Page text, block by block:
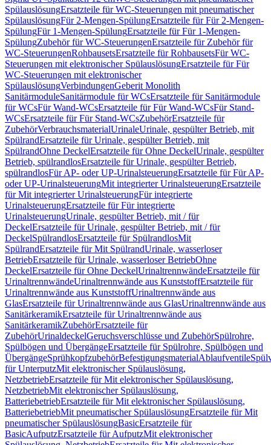
SpülauslösungErsatzteile für WC-Steuerungen mit pneumatischer
SpülauslösungFür 2-Mengen-SpülungErsatzteile für Für 2-Mengen-
SpülungFür 1-Mengen-SpülungErsatzteile für Für 1-Mengen-
SpülungZubehör für WC-SteuerungenErsatzteile für Zubehör für
WC-SteuerungenRohbausetsErsatzteile für RohbausetsFür WC-
Steuerungen mit elektronischer SpülauslösungErsatzteile für Für
WC-Steuerungen mit elektronischer
SpülauslösungVerbindungenGeberit Monolith
SanitärmoduleSanitärmodule für WCsErsatzteile für Sanitärmodule
für WCsFür Wand-WCsErsatzteile für Für Wand-WCsFür Stand-
WCsErsatzteile für Für Stand-WCsZubehörErsatzteile für
ZubehörVerbrauchsmaterialUrinaleUrinale, gespülter Betrieb, mit
SpülrandErsatzteile für Urinale, gespülter Betrieb, mit
SpülrandOhne DeckelErsatzteile für Ohne DeckelUrinale, gespülter
Betrieb, spülrandlosErsatzteile für Urinale, gespülter Betrieb,
spülrandlosFür AP- oder UP-UrinalsteuerungErsatzteile für Für AP-
oder UP-UrinalsteuerungMit integrierter UrinalsteuerungErsatzteile
für Mit integrierter UrinalsteuerungFür integrierte
UrinalsteuerungErsatzteile für Für integrierte
UrinalsteuerungUrinale, gespülter Betrieb, mit / für
DeckelErsatzteile für Urinale, gespülter Betrieb, mit / für
DeckelSpülrandlosErsatzteile für SpülrandlosMit
SpülrandErsatzteile für Mit SpülrandUrinale, wasserloser
BetriebErsatzteile für Urinale, wasserloser BetriebOhne
DeckelErsatzteile für Ohne DeckelUrinaltrennwändeErsatzteile für
UrinaltrennwändeUrinaltrennwände aus KunststoffErsatzteile für
Urinaltrennwände aus KunststoffUrinaltrennwände aus
GlasErsatzteile für Urinaltrennwände aus GlasUrinaltrennwände aus
SanitärkeramikErsatzteile für Urinaltrennwände aus
SanitärkeramikZubehörErsatzteile für
ZubehörUrinaldeckelGeruchsverschlüsse und ZubehörSpülrohre,
Spülbögen und ÜbergängeErsatzteile für Spülrohre, Spülbögen und
ÜbergängeSprühkopfzubehörBefestigungsmaterialAblaufventile
für UnterputzMit elektronischer Spülauslösung,
NetzbetriebErsatzteile für Mit elektronischer Spülauslösung,
NetzbetriebMit elektronischer Spülauslösung,
BatteriebetriebErsatzteile für Mit elektronischer Spülauslösung,
BatteriebetriebMit pneumatischer SpülauslösungErsatzteile für Mit
pneumatischer SpülauslösungBasicErsatzteile für
BasicAufputzErsatzteile für AufputzMit elektronischer